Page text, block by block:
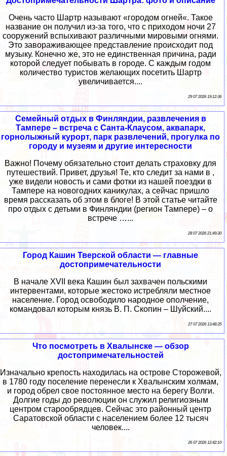
Очень часто Шартр называют «городом огней«. Такое
название он получил из-за того, что с приходом ночи 27
сооружений вспыхивают различными мировыми огнями.
Это завораживающее представление происходит под
музыку. Конечно же, это не единственная причина, ради
которой следует побывать в городе. С каждым годом
количество туристов желающих посетить Шартр
увеличивается....
29 07 2026 19:12:36
Семейный отдых в Финляндии, развлечения в
Тампере – встреча с Санта-Клаусом, аквапарк,
горнолыжный курорт, парк развлечений, прогулка по
городу и музеям и другие интересности
Важно! Почему обязательно стоит делать страховку для
путешествий. Привет, друзья! Те, кто следит за нами в ,
уже видели новость и сами фотки из нашей поездки в
Тампере на новогодних каникулах, а сейчас пришло
время рассказать об этом в блоге! В этой статье читайте
про отдых с детьми в Финляндии (регион Тампере) – о
встрече …...
28 07 2026 21:49:30
Город Кашин Тверской области — главные
достопримечательности
В начале XVII века Кашин был захвачен польскими
интервентами, которые жестоко истребляли местное
население. Город освободило народное ополчение,
командовал которым князь В. П. Скопин – Шуйский....
27 07 2026 13:48:35
Что посмотреть в Хвалынске — обзор
достопримечательностей
Изначально крепость находилась на острове Сторожевой,
в 1780 году поселение перенесли к Хвалынским холмам,
и город обрел свое постоянное место на берегу Волги.
Долгие годы до революции он служил религиозным
центром старообрядцев. Сейчас это районный центр
Саратовской области с населением более 12 тысяч
человек....
26 07 2026 12:42:10